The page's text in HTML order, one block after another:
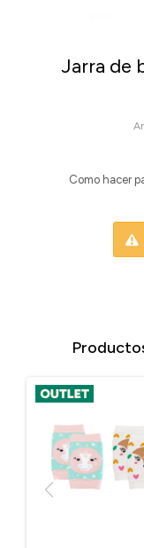
Jarra de
Como hacer